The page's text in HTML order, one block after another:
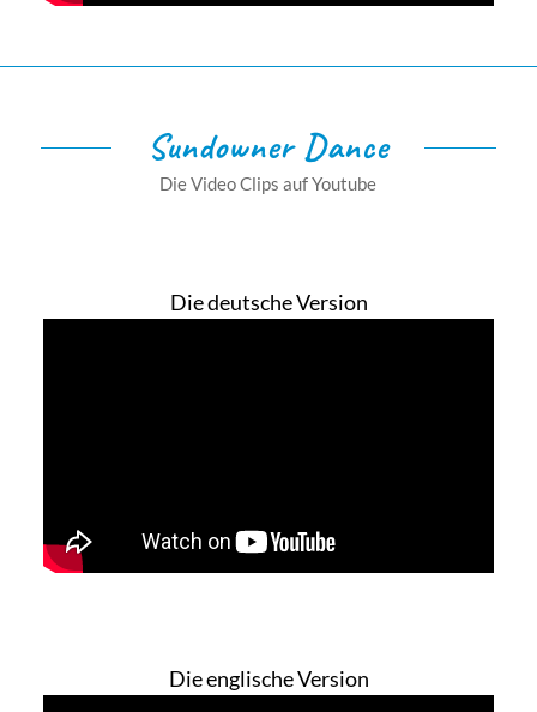
Sundowner Dance
Die Video Clips auf Youtube
Die deutsche Version
Die englische Version